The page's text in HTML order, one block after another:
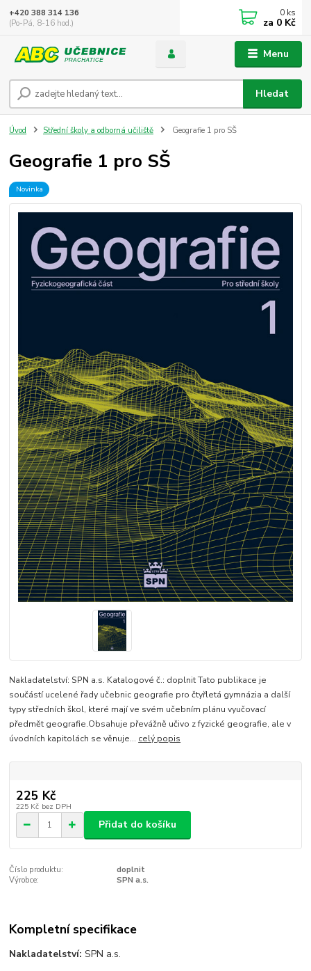
Menu
Hledat
+420 388 314 136
(Po-Pá, 8-16 hod.)
0 ks
za 0 Kč
Úvod Střední školy a odborná učiliště Geografie 1 pro SŠ
Geografie 1 pro SŠ
Novinka
Nakladatelství: SPN a.s. Katalogové č.: doplnit Tato publikace je
součástí ucelené řady učebnic geografie pro čtyřletá gymnázia a další
typy středních škol, které mají ve svém učebním plánu vyučovací
předmět geografie.Obsahuje převážně učivo z fyzické geografie, ale v
úvodních kapitolách se věnuje... celý popis
225 Kč
225 Kč bez DPH
Přidat do košíku
Číslo produktu:
doplnit
Výrobce:
SPN a.s.
Kompletní specifikace
Nakladatelství: SPN a.s.